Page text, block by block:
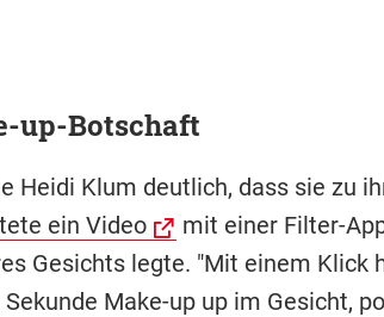
up-Botschaft
Heidi Klum deutlich, dass sie zu
ein Video
mit einer Filter-
Gesichts legte. "Mit einem Klick
Make-up up im Gesicht,